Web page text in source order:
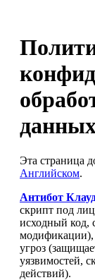
Эта страница
Английском.
Антибот
скрипт под
исходный код,
модификации),
угроз
уязвимостей,
действий).